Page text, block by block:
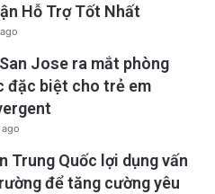
Hỗ Trợ Tốt Nhất
Jose ra mắt phòng
đặc biệt cho trẻ em
Trung Quốc lợi dụng vấn
để tăng cường yêu